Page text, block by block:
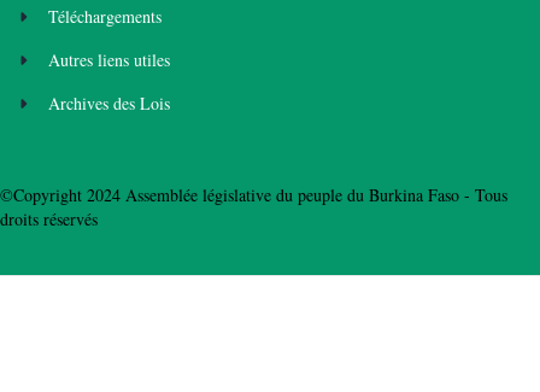
Téléchargements
Autres liens utiles
Archives des Lois
©Copyright 2024 Assemblée législative du peuple du Burkina Faso - Tous
droits réservés